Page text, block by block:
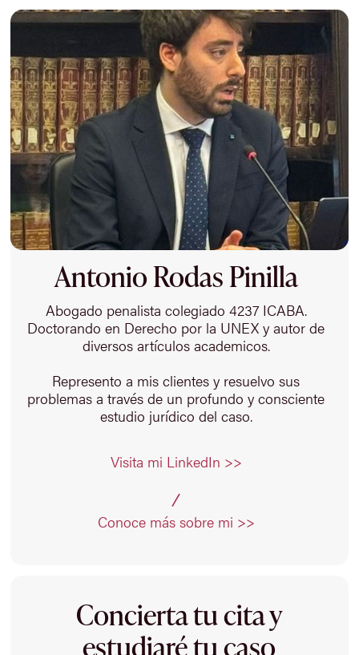
Antonio Rodas Pinilla
Abogado penalista colegiado 4237 ICABA.
Doctorando en Derecho por la UNEX y autor de
diversos artículos academicos.
Represento a mis clientes y resuelvo sus
problemas a través de un profundo y consciente
estudio jurídico del caso.
Visita mi LinkedIn >>
Conoce más sobre mi >>
Concierta tu cita y
estudiaré tu caso